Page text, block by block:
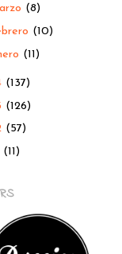
(8)
(10)
(11)
(137)
(126)
(57)
(11)